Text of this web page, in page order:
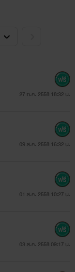
27 ก.ค. 2558 18:32 น.
09 ส.ค. 2558 16:32 น.
01 ส.ค. 2558 10:27 น.
03 ส.ค. 2558 09:17 น.